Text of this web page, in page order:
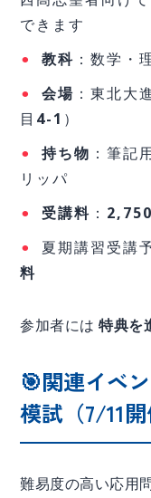
できます
教科 ：数学・
会場 ：東北大
目4-1）
持ち物 ：筆記
リッパ
受講料 ：
夏期講習受講
料
参加者には特典を
🎯関連イベ
模試（7/11開
難易度の高い応用